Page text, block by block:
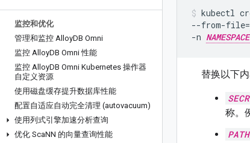
监控和优化
管理和监控 AlloyDB Omni
监控 AlloyDB Omni 性能
监控 AlloyDB Omni Kubernetes 操作器
自定义资源
使用磁盘缓存提升数据库性能
配置自适应自动完全清理 (autovacuum)
使用列式引擎加速分析查询
优化 ScaNN 的向量查询性能
kubectl
--from-file=
-n NAMESPACE
替换以下内
称。